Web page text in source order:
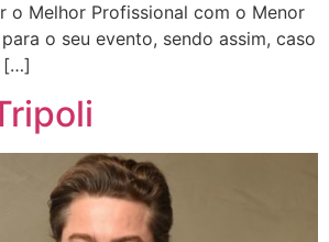
o Melhor Profissional com o Menor
o seu evento, sendo assim, caso
[…]